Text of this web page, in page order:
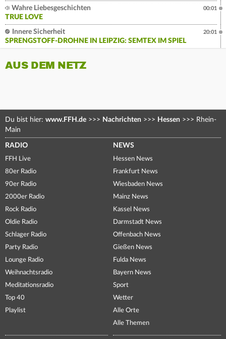
Wahre Liebesgeschichten
TRUE LOVE
00:01
Innere Sicherheit
SPRENGSTOFF-DROHNE IN LEIPZIG: SEMTEX IM SPIEL
20:01
AUS DEM NETZ
Du bist hier: www.FFH.de >>> Nachrichten >>> Hessen >>> Rhein-
Main
RADIO
FFH Live
80er Radio
90er Radio
2000er Radio
Rock Radio
Oldie Radio
Schlager Radio
Party Radio
Lounge Radio
Weihnachtsradio
Meditationsradio
Top 40
Playlist
NEWS
Hessen News
Frankfurt News
Wiesbaden News
Mainz News
Kassel News
Darmstadt News
Offenbach News
Gießen News
Fulda News
Bayern News
Sport
Wetter
Alle Orte
Alle Themen